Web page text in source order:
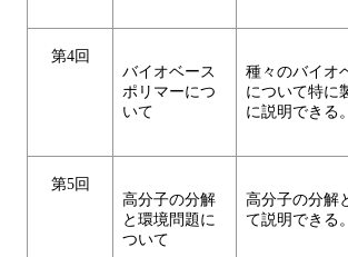
第4回
バイオベース
ポリマーにつ
いて
種々のバイオ
について特に
に説明できる。
第5回
高分子の分解
と環境問題に
ついて
高分子の分解
て説明できる。